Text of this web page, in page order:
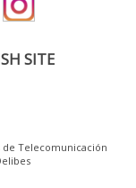
SITE
de Telecomunicación